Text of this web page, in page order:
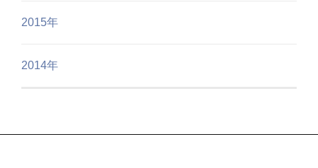
2015年
2014年